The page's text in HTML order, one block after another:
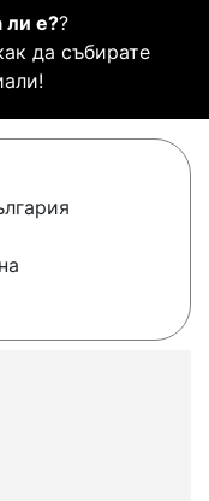
ли е??
да събирате